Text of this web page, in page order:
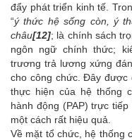
đẩy phát triển kinh tế.
“ý thức hệ sống còn, ý
châu[12]; là chính sách
ngôn ngữ chính thức;
trương trả lương xứng
cho công chức. Đây
thực hiện của hệ thống
hành động (PAP) trực
một cách rất hiệu quả.
Về mặt tổ chức, hệ thống